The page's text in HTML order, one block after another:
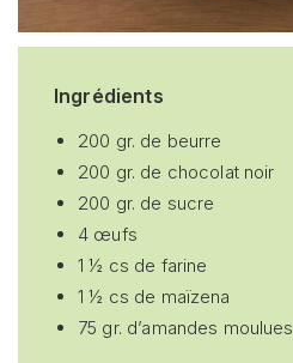
Ingrédients
200 gr. de beurre
200 gr. de chocolat noir
200 gr. de sucre
4 œufs
1 ½ cs de farine
1 ½ cs de maïzena
75 gr. d’amandes moulues